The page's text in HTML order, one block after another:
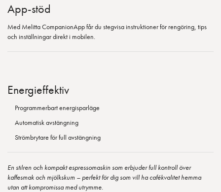
App-stöd
Med Melitta CompanionApp får du stegvisa instruktioner för rengöring, tips
och inställningar direkt i mobilen.
Energieffektiv
Programmerbart energisparläge
Automatisk avstängning
Strömbrytare för full avstängning
En stilren och kompakt espressomaskin som erbjuder full kontroll över
kaffesmak och mjölkskum – perfekt för dig som vill ha cafékvalitet hemma
utan att kompromissa med utrymme.